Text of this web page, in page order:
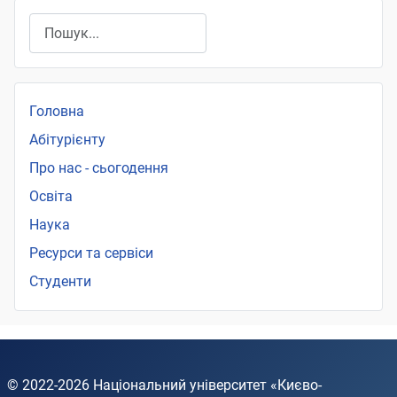
Головна
Абітурієнту
Про нас - сьогодення
Освіта
Наука
Ресурси та сервіси
Студенти
© 2022-2026 Національний університет «Києво-